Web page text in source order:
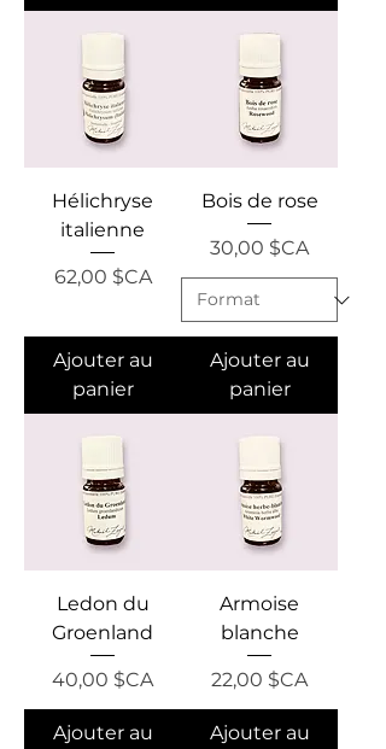
Hélichryse
italienne
Prix
62,00 $CA
Ajouter au
panier
Bois de rose
Prix
30,00 $CA
Ajouter au
panier
Ledon du
Groenland
Prix
40,00 $CA
Ajouter au
Armoise
blanche
Prix
22,00 $CA
Ajouter au